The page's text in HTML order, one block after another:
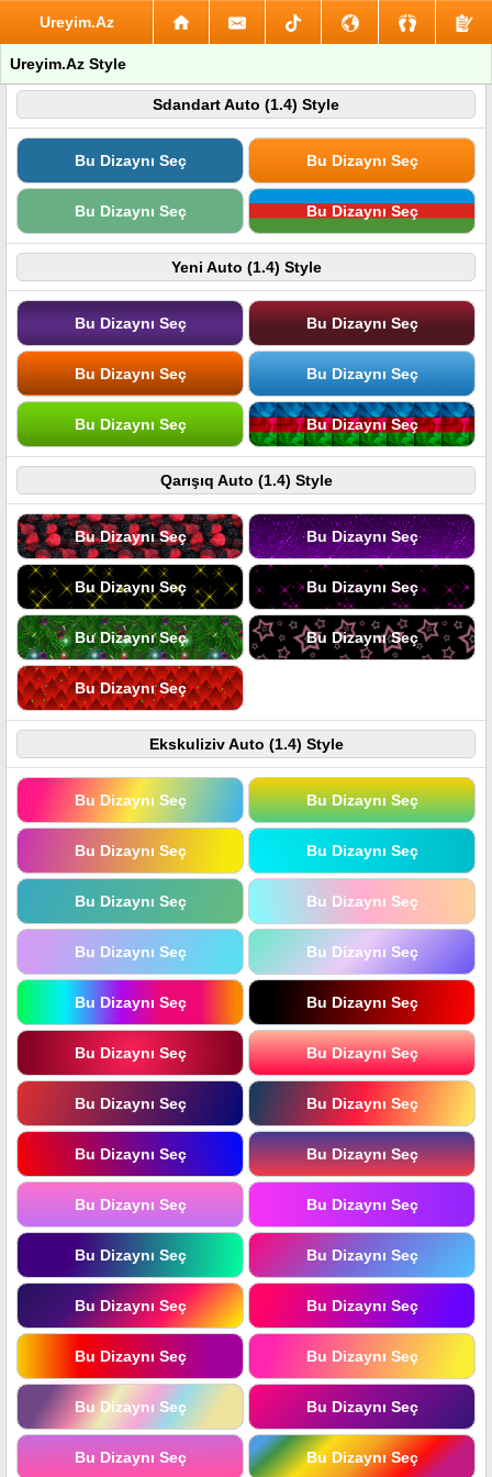
Ureyim.Az
Ureyim.Az Style
Sdandart Auto (1.4) Style
Bu Dizaynı Seç Bu Dizaynı Seç
Bu Dizaynı Seç Bu Dizaynı Seç
Yeni Auto (1.4) Style
Bu Dizaynı Seç Bu Dizaynı Seç
Bu Dizaynı Seç Bu Dizaynı Seç
Bu Dizaynı Seç Bu Dizaynı Seç
Qarışıq Auto (1.4) Style
Bu Dizaynı Seç Bu Dizaynı Seç
Bu Dizaynı Seç Bu Dizaynı Seç
Bu Dizaynı Seç Bu Dizaynı Seç
Bu Dizaynı Seç
Ekskuliziv Auto (1.4) Style
Bu Dizaynı Seç Bu Dizaynı Seç
Bu Dizaynı Seç Bu Dizaynı Seç
Bu Dizaynı Seç Bu Dizaynı Seç
Bu Dizaynı Seç Bu Dizaynı Seç
Bu Dizaynı Seç Bu Dizaynı Seç
Bu Dizaynı Seç Bu Dizaynı Seç
Bu Dizaynı Seç Bu Dizaynı Seç
Bu Dizaynı Seç Bu Dizaynı Seç
Bu Dizaynı Seç Bu Dizaynı Seç
Bu Dizaynı Seç Bu Dizaynı Seç
Bu Dizaynı Seç Bu Dizaynı Seç
Bu Dizaynı Seç Bu Dizaynı Seç
Bu Dizaynı Seç Bu Dizaynı Seç
Bu Dizaynı Seç Bu Dizaynı Seç